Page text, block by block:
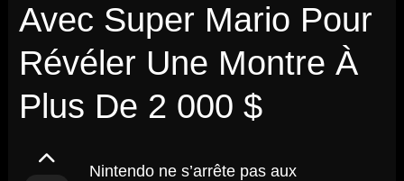
Avec Super Mario Pour
Révéler Une Montre À
Plus De 2 000 $
Nintendo ne s’arrête pas aux